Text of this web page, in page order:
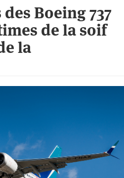
Boeing 737
de la soif
la